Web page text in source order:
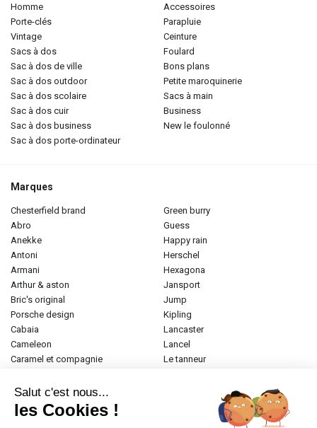
homme
porte-clés
vintage
sacs à dos
sac à dos de ville
sac à dos outdoor
sac à dos scolaire
sac à dos cuir
sac à dos business
sac à dos porte-ordinateur
accessoires
parapluie
ceinture
foulard
bons plans
petite maroquinerie
sacs à main
business
new le foulonné
Marques
chesterfield brand
abro
anekke
antoni
armani
arthur & aston
bric's original
porsche design
cabaia
cameleon
caramel et compagnie
donna celi
eastpak
elite
green burry
guess
happy rain
herschel
hexagona
jansport
jump
kipling
lancaster
lancel
le tanneur
Salut c'est nous...
les Cookies !